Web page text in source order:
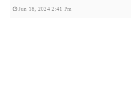
Jun 18, 2024 2:41 Pm